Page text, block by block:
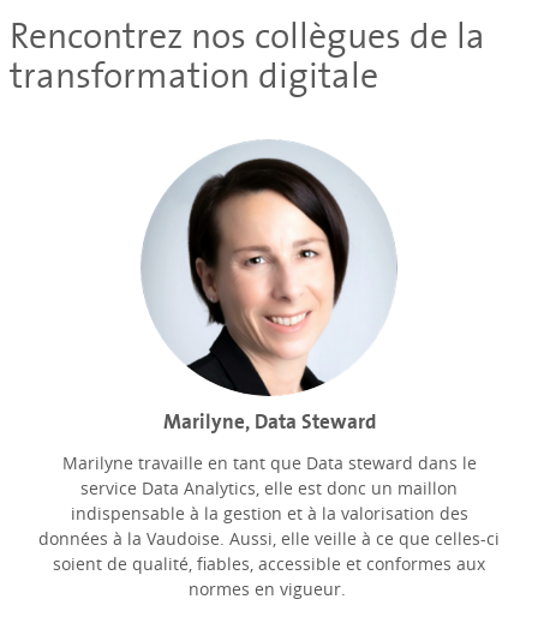
Rencontrez nos collègues de la
transformation digitale
Marilyne, Data Steward
Marilyne travaille en tant que Data steward dans le
service Data Analytics, elle est donc un maillon
indispensable à la gestion et à la valorisation des
données à la Vaudoise. Aussi, elle veille à ce que celles-ci
soient de qualité, fiables, accessible et conformes aux
normes en vigueur.